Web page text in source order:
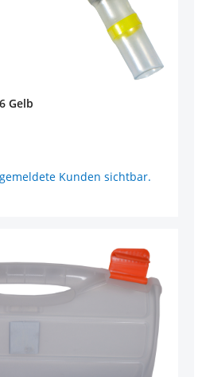
Lötmuffe Doppelring 6 Gelb
Kunden sichtbar.